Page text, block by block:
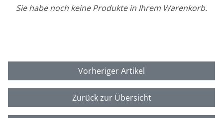
Sie habe noch keine Produkte in Ihrem Warenkorb.
Vorheriger Artikel
Zurück zur Übersicht